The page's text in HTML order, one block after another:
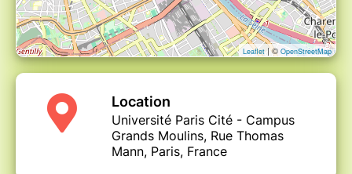
Leaflet | © OpenStreetMap
Location
Université Paris Cité - Campus
Grands Moulins, Rue Thomas
Mann, Paris, France